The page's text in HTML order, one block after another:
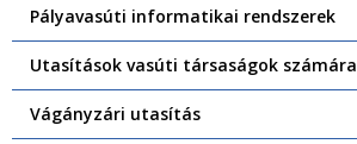
Pályavasúti informatikai rendszerek
Utasítások vasúti társaságok számára
Vágányzári utasítás